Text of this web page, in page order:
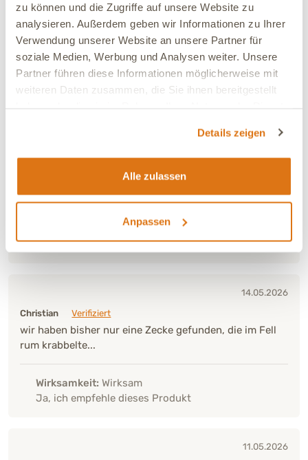
zu können und die Zugriffe auf unsere Website zu
analysieren. Außerdem geben wir Informationen zu Ihrer
Verwendung unserer Website an unsere Partner für
soziale Medien, Werbung und Analysen weiter. Unsere
Partner führen diese Informationen möglicherweise mit
weiteren Daten zusammen, die Sie ihnen bereitgestellt
Details zeigen
Alle zulassen
Anpassen
regelmäßiger Anwendung laufen nach wie vor viele
Zecken auf meinem Hund herum, und ein wirklicher
Abschreckungseffekt ist nicht erkennbar.
Wirksamkeit:Nicht wirksam
Sehr gute Alternative zu Tabletten, die der Hund
einnehmen muss. Lässt sich einfach auf das Halsband
Sehr wirksam
Ja, ich empfehle dieses Produkt
14.05.2026
Christian
Verifiziert
wir haben bisher nur eine Zecke gefunden, die im Fell
rum krabbelte...
Wirksamkeit: Wirksam
Ja, ich empfehle dieses Produkt
11.05.2026